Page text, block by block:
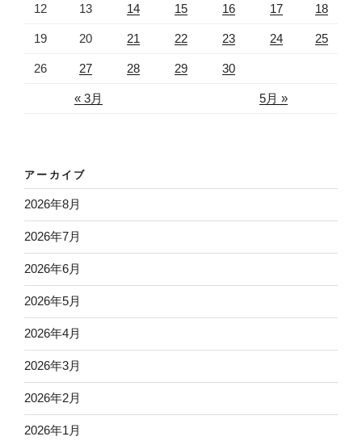
« 3月 5月 »
12 13 14 15 16 17 18
19 20 21 22 23 24 25
26 27 28 29 30
アーカイブ
2026年8月
2026年7月
2026年6月
2026年5月
2026年4月
2026年3月
2026年2月
2026年1月